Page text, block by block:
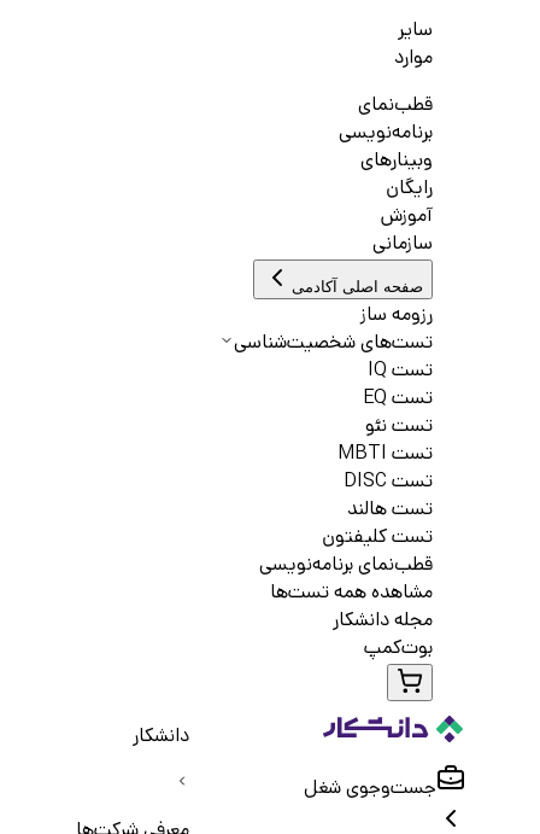
سایر
موارد
قطب‌نمای
برنامه‌نویسی
وبینارهای
رایگان
آموزش
سازمانی
صفحه اصلی آکادمی
رزومه ساز
تست‌های شخصیت‌شناسی
تست IQ
تست EQ
تست نئو
تست MBTI
تست DISC
تست هالند
تست کلیفتون
قطب‌نمای برنامه‌نویسی
مشاهده همه تست‌ها
مجله دانشکار
بوت‌کمپ
جست‌و‌جوی شغل
دانشکار